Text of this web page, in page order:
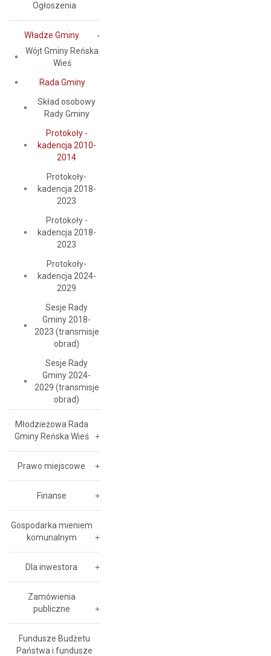
Ogłoszenia
Władze Gminy
Wójt Gminy Reńska
Wieś
Rada Gminy
Skład osobowy
Rady Gminy
Protokoły -
kadencja 2010-
2014
Protokoły-
kadencja 2018-
2023
Protokoły -
kadencja 2018-
2023
Protokoły-
kadencja 2024-
2029
Sesje Rady
Gminy 2018-
2023 (transmisje
obrad)
Sesje Rady
Gminy 2024-
2029 (transmisje
obrad)
Młodzieżowa Rada
Gminy Reńska Wieś
Prawo miejscowe
Finanse
Gospodarka mieniem
komunalnym
Dla inwestora
Zamówienia
publiczne
Fundusze Budżetu
Państwa i fundusze